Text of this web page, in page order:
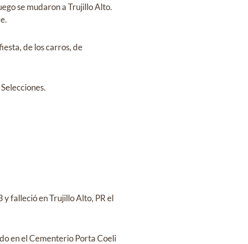
se mudaron a Trujillo Alto.
de los carros, de
falleció en Trujillo Alto, PR el
en el Cementerio Porta Coeli